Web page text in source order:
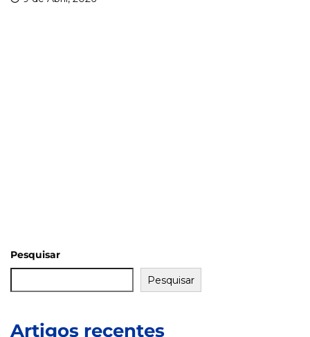
Pesquisar
Pesquisar
Artigos recentes